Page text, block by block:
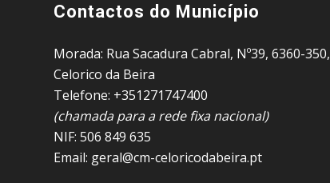
Contactos do Município
Morada: Rua Sacadura Cabral, Nº39, 6360-350,
Celorico da Beira
Telefone: +351271747400
(chamada para a rede fixa nacional)
NIF: 506 849 635
Email: geral@cm-celoricodabeira.pt